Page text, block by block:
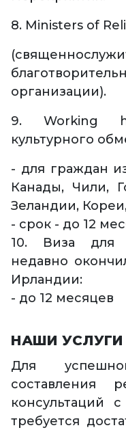
8. Ministers of
организации).
9. Working
культурного
- для граждан
Канады, Чили,
Зеландии,
- срок - до 12
10. Виза для
недавно
Ирландии:
- до 12 месяцев
НАШИ УСЛУГИ
Для
составления
консультаций
требуется